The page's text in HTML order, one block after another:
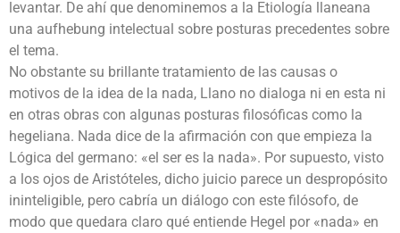
levantar. De ahí que denominemos a la Etiología llaneana
una aufhebung intelectual sobre posturas precedentes sobre
el tema.
No obstante su brillante tratamiento de las causas o
motivos de la idea de la nada, Llano no dialoga ni en esta ni
en otras obras con algunas posturas filosóficas como la
hegeliana. Nada dice de la afirmación con que empieza la
Lógica del germano: «el ser es la nada». Por supuesto, visto
a los ojos de Aristóteles, dicho juicio parece un despropósito
ininteligible, pero cabría un diálogo con este filósofo, de
modo que quedara claro qué entiende Hegel por «nada» en